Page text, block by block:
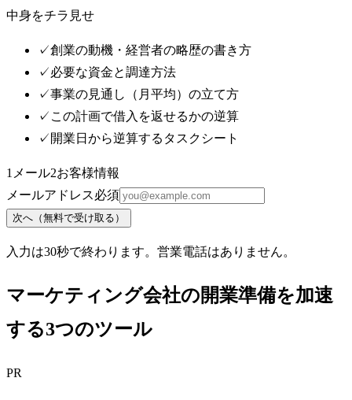
中身をチラ見せ
✓創業の動機・経営者の略歴の書き方
✓必要な資金と調達方法
✓事業の見通し（月平均）の立て方
✓ この計画で借入を返せるかの逆算
✓ 開業日から逆算するタスクシート
1 メール2お客様情報
メールアドレス必須
次へ（無料で受け取る）
入力は30秒で終わります。営業電話はありません。
マーケティング会社の開業準備を加速
する3つのツール
PR